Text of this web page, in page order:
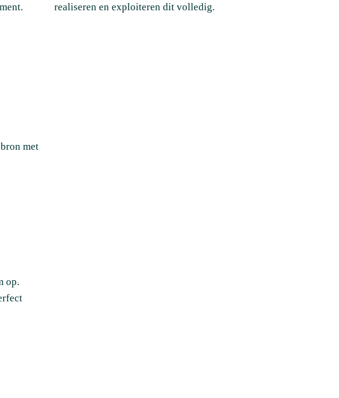
realiseren en exploiteren dit volledig.
met
op.